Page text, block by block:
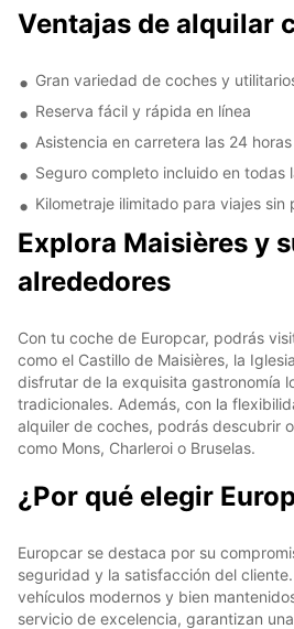
Ventajas de alquilar
Gran variedad de coches y
Reserva fácil y rápida en línea
Asistencia en carretera las 24 horas
Seguro completo incluido en todas
Kilometraje ilimitado para viajes sin
Explora Maisières y
alrededores
Con tu coche de Europcar, podrás
como el Castillo de Maisières, la
disfrutar de la exquisita gastronomía
tradicionales. Además, con la
alquiler de coches, podrás descubrir
como Mons, Charleroi o Bruselas.
¿Por qué elegir
Europcar se destaca por su
seguridad y la satisfacción del
vehículos modernos y bien
servicio de excelencia, garantizan